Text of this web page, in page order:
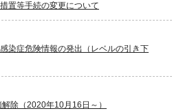
置等手続の変更について
染症危険情報の発出（レベルの引き下
除（2020年10月16日～）